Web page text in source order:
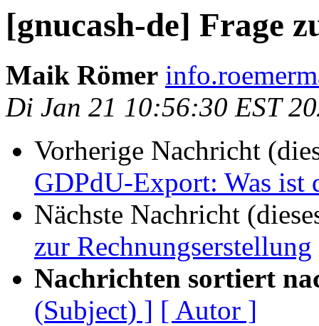
[gnucash-de] Frage
Maik Römer
Di Jan 21 10:56:30 EST
Vorherige Nachricht
GDPdU-Export: Was ist
Nächste Nachricht
zur Rechnungserstellung
Nachrichten sortiert
(Subject) ] [ Autor ]